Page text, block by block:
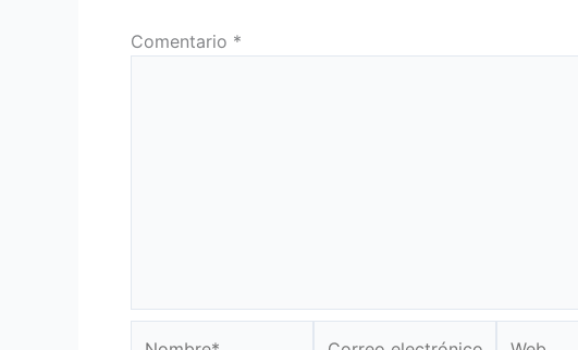
Comentario *